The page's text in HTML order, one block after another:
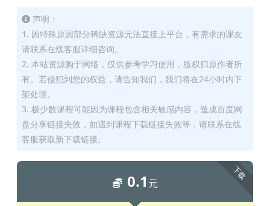
声明：
1. 因特殊原因部分稀缺资源无法直接上平台，有需求的课友
请联系在线客服详细咨询。
2. 本站资源购于网络，仅供参考学习使用，版权归原作者所
有。若侵犯到您的权益，请告知我们，我们将在24小时内下
架处理。
3. 极少数课程可能因为课程包含相关敏感内容，造成百度网
盘分享链接失效，如遇到课程下载链接失效等，请联系在线
客服获取新下载链接。
下载
0.1 元